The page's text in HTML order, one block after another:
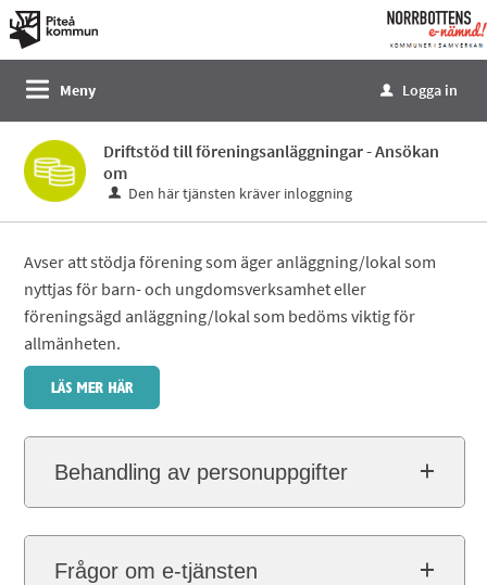
Välkommen
till
tjänster
Norrbottens
enämnd
Meny u Logga in
Driftstöd till föreningsanläggningar - Ansökan
om
Den här tjänsten kräver inloggning
Avser att stödja förening som äger anläggning/lokal som
nyttjas för barn- och ungdomsverksamhet eller
föreningsägd anläggning/lokal som bedöms viktig för
allmänheten.
Behandling av personuppgifter
Frågor om e-tjänsten